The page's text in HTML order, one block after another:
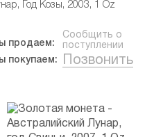
Год Козы, 2003, 1 Oz
продаем:
Сообщить о
поступлении
покупаем:
Позвонить